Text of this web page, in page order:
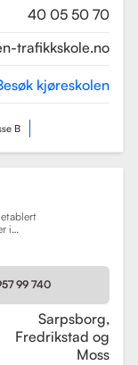
40 05 50 70
trafikkskole.no
kjøreskolen
B
i
fått
elever,
99 740
Sarpsborg,
Fredrikstad og
Moss